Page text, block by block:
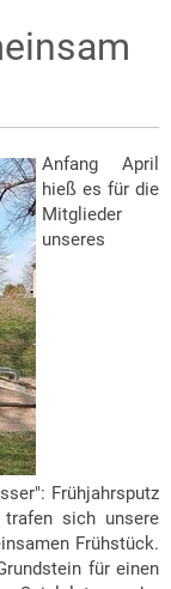
Anfang April
hieß es für die
Mitglieder
unseres
Frühjahrsputz
sich unsere
Frühstück.
für einen